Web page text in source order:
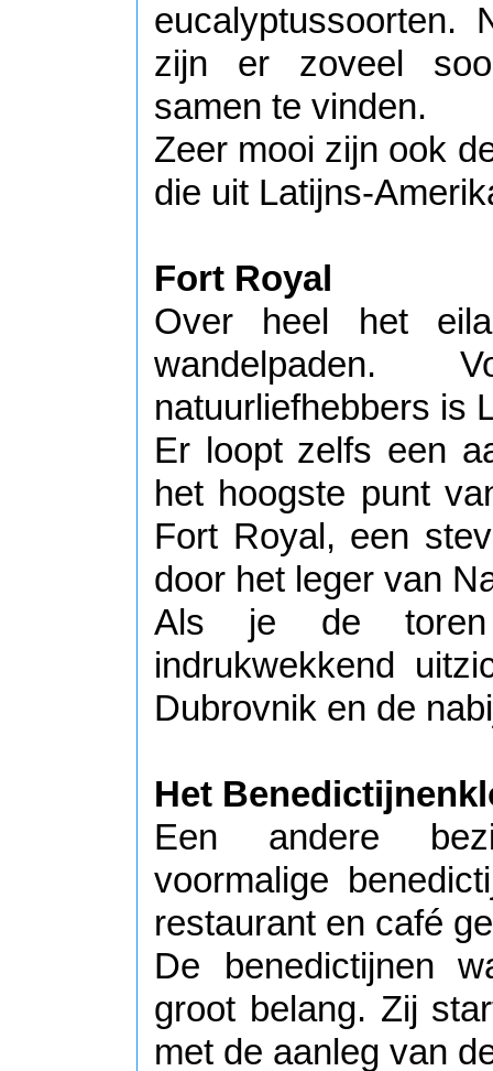
eucalyptussoorten.
zijn er zoveel
samen te vinden.
Zeer mooi zijn ook
die uit Latijns-
Fort Royal
Over heel het
wandelpaden.
natuurliefhebbers is
Er loopt zelfs een
het hoogste punt
Fort Royal, een
door het leger van
Als je de
indrukwekkend
Dubrovnik en de
Het
Een andere
voormalige
restaurant en café
De benedictijnen
groot belang. Zij
met de aanleg van